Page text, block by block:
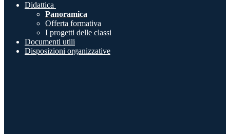
Didattica
Panoramica
Offerta formativa
I progetti delle classi
Documenti utili
Disposizioni organizzative